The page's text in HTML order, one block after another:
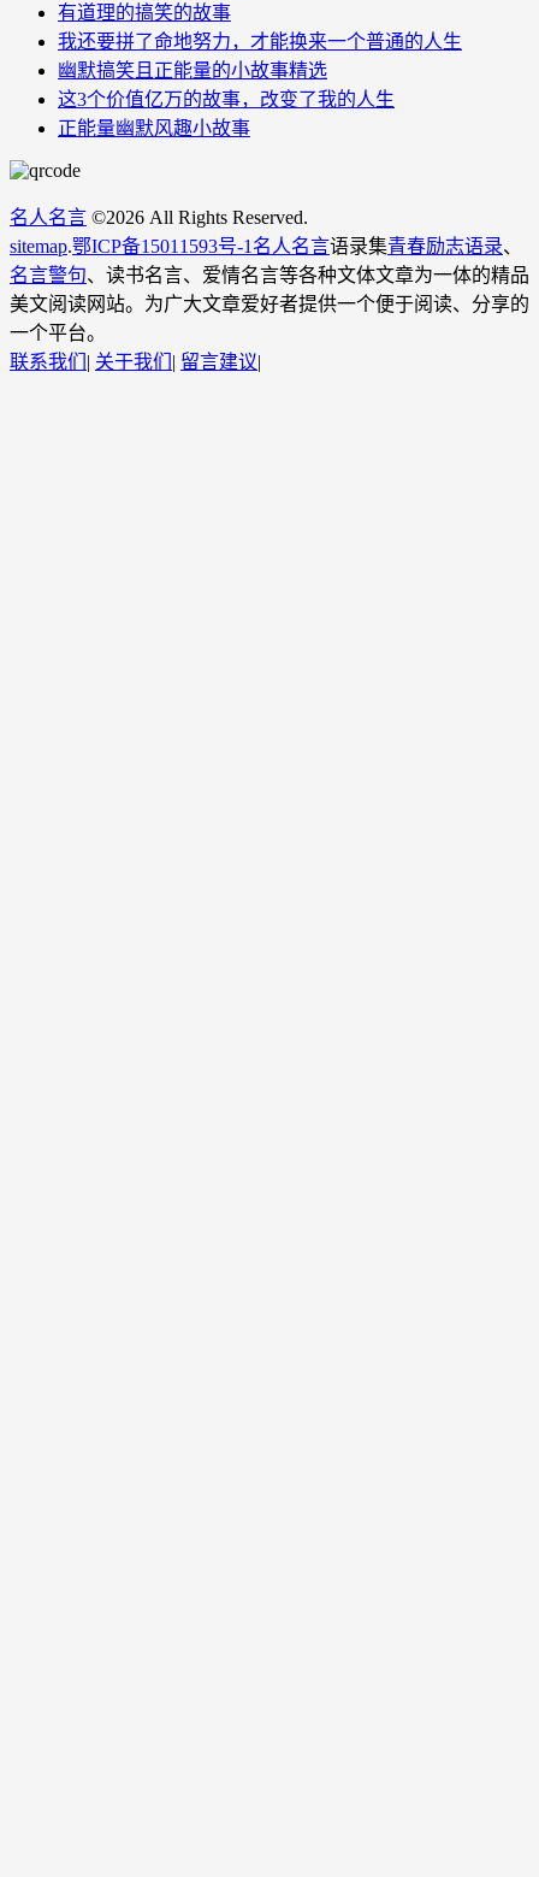
有道理的搞笑的故事
我还要拼了命地努力，才能换来一个普通的人生
幽默搞笑且正能量的小故事精选
这3个价值亿万的故事，改变了我的人生
正能量幽默风趣小故事
名人名言 ©2026 All Rights Reserved.
sitemap.鄂ICP备15011593号-1 名人名言语录集青春励志语录、
名言警句、读书名言、爱情名言等各种文体文章为一体的精品
美文阅读网站。为广大文章爱好者提供一个便于阅读、分享的
一个平台。
联系我们 | 关于我们 | 留言建议|